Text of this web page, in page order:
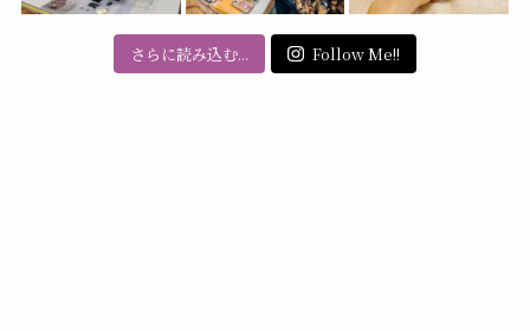
さらに読み込む... Follow Me!!